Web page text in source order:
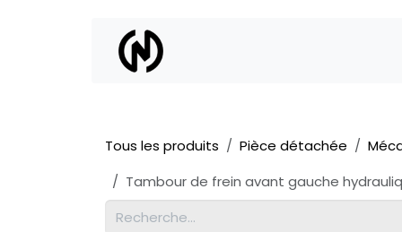
Tous les produits Pièce détachée
Tambour de frein avant gauche